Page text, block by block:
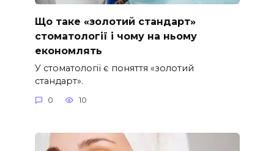
Що таке «золотий стандарт»
стоматології і чому на ньому
економлять
У стоматології є поняття «золотий
стандарт».
0 10